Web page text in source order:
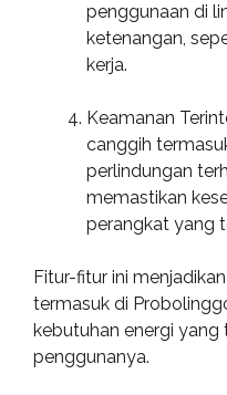
penggunaan di
ketenangan,
kerja.
Keamanan
canggih
perlindungan
memastikan
perangkat yang
Fitur-fitur ini
termasuk di
kebutuhan energi
penggunanya.